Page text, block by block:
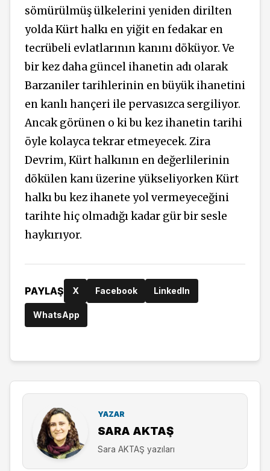
sömürülmüş ülkelerini yeniden dirilten
yolda Kürt halkı en yiğit en fedakar en
tecrübeli evlatlarının kanını döküyor. Ve
bir kez daha güncel ihanetin adı olarak
Barzaniler tarihlerinin en büyük ihanetini
en kanlı hançeri ile pervasızca sergiliyor.
Ancak görünen o ki bu kez ihanetin tarihi
öyle kolayca tekrar etmeyecek. Zira
Devrim, Kürt halkının en değerlilerinin
dökülen kanı üzerine yükseliyorken Kürt
halkı bu kez ihanete yol vermeyeceğini
tarihte hiç olmadığı kadar gür bir sesle
haykırıyor.
PAYLAŞ X Facebook LinkedIn
WhatsApp
YAZAR
SARA AKTAŞ
Sara AKTAŞ yazıları